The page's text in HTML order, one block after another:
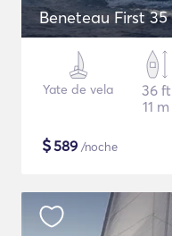
Beneteau First 35
Yate de vela
36 ft
11 m
$589 /noche